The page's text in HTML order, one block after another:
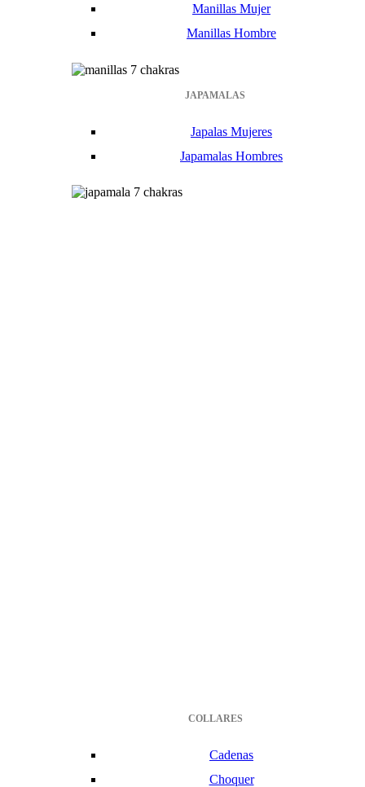
Manillas Mujer
Manillas Hombre
JAPAMALAS
Japalas Mujeres
Japamalas Hombres
COLLARES
Cadenas
Choquer